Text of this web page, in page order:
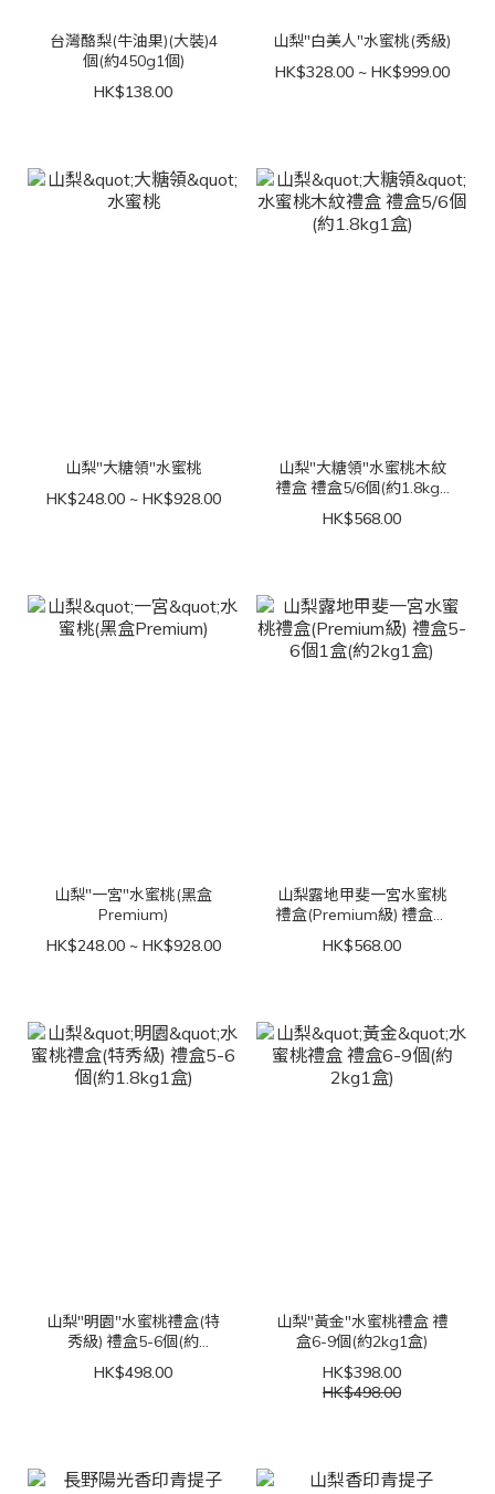
台灣酪梨(牛油果)(大裝)4
個(約450g1個)
HK$138.00
山梨"白美人"水蜜桃(秀級)
HK$328.00 ~ HK$999.00
山梨"大糖領"水蜜桃
HK$248.00 ~ HK$928.00
山梨"大糖領"水蜜桃木紋
禮盒 禮盒5/6個(約1.8kg1
HK$568.00
山梨"一宮"水蜜桃(黑盒
Premium)
HK$248.00 ~ HK$928.00
山梨露地甲斐一宮水蜜桃
禮盒(Premium級) 禮盒5-
6個1盒(約2kg1盒)
HK$568.00
山梨"明園"水蜜桃禮盒(特
秀級) 禮盒5-6個(約
1.8kg1盒)
HK$498.00
山梨"黃金"水蜜桃禮盒 禮
盒6-9個(約2kg1盒)
HK$398.00
HK$498.00